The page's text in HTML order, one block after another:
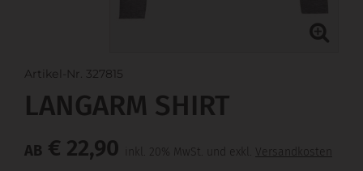
Artikel-Nr. 327815
LANGARM SHIRT
AB € 22,90 inkl. 20% MwSt. und exkl. Versandkosten